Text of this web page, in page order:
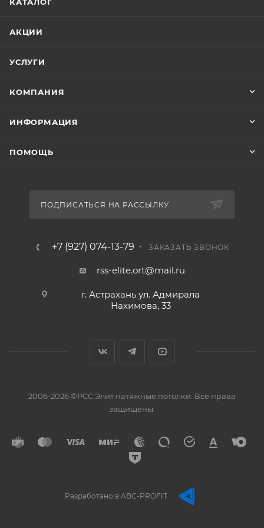
АКЦИИ
УСЛУГИ
КОМПАНИЯ
ИНФОРМАЦИЯ
ПОМОЩЬ
ПОДПИСАТЬСЯ НА РАССЫЛКУ
+7 (927) 074-13-79 ЗАКАЗАТЬ ЗВОНОК
rss-elite.ort@mail.ru
г. Астрахань ул. Адмирала
Нахимова, 33
2006-2026 ©РСС Элит натяжные потолки. Все права
защищены.
Разработано в ABC-PROFIT